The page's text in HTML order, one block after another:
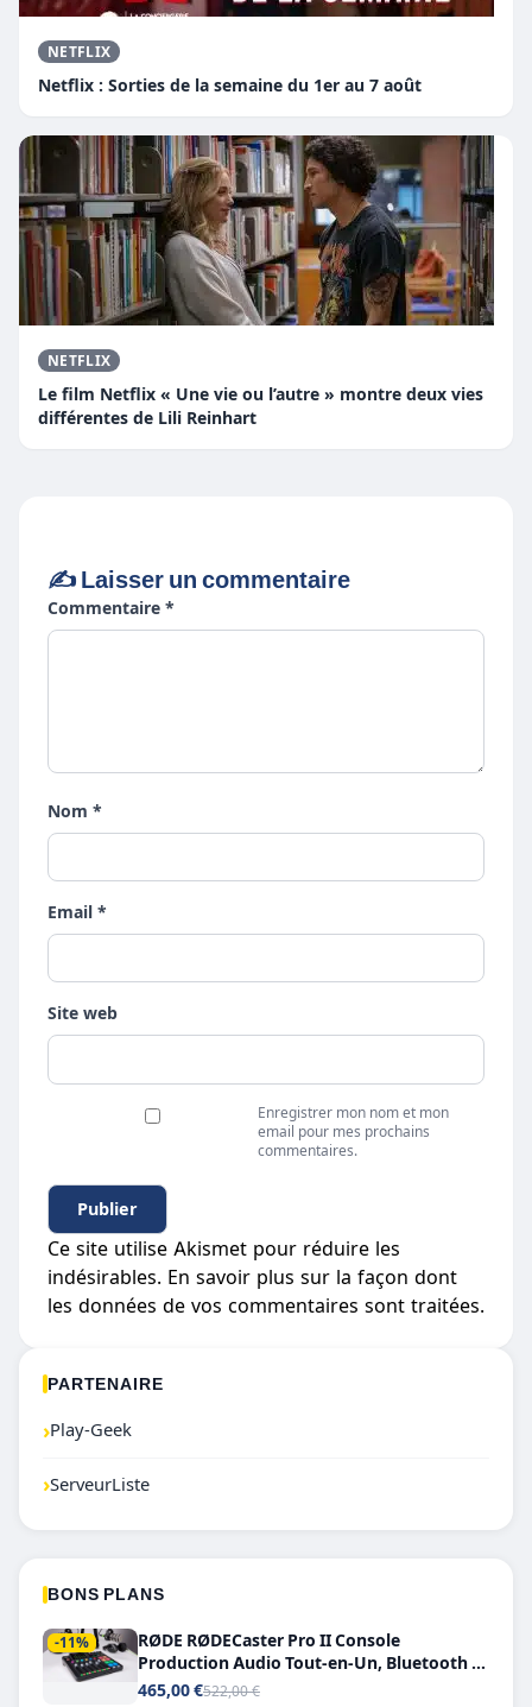
NETFLIX
Netflix : Sorties de la semaine du 1er au 7 août
NETFLIX
Le film Netflix « Une vie ou l’autre » montre deux vies
différentes de Lili Reinhart
✍️ Laisser un commentaire
Commentaire *
Nom *
Email *
Site web
Enregistrer mon nom et mon
email pour mes prochains
commentaires.
Ce site utilise Akismet pour réduire les
indésirables. En savoir plus sur la façon dont
les données de vos commentaires sont traitées.
PARTENAIRE
›Play-Geek
›ServeurListe
BONS PLANS
-11%
RØDE RØDECaster Pro II Console
Production Audio Tout-en-Un, Bluetooth et
Double USB-C
465,00 €522,00 €